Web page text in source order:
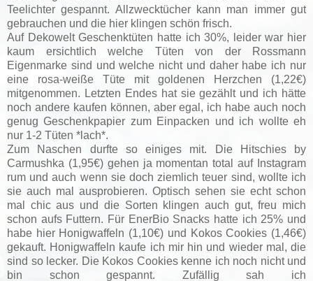
Teelichter gespannt. Allzwecktücher kann man immer gut
gebrauchen und die hier klingen schön frisch.
Auf Dekowelt Geschenktüten hatte ich 30%, leider war hier
kaum ersichtlich welche Tüten von der Rossmann
Eigenmarke sind und welche nicht und daher habe ich nur
eine rosa-weiße Tüte mit goldenen Herzchen (1,22€)
mitgenommen. Letzten Endes hat sie gezählt und ich hätte
noch andere kaufen können, aber egal, ich habe auch noch
genug Geschenkpapier zum Einpacken und ich wollte eh
nur 1-2 Tüten *lach*.
Zum Naschen durfte so einiges mit. Die
Hitschies by
Carmushka (1,95€) gehen ja momentan total auf Instagram
rum und auch wenn sie doch ziemlich teuer sind, wollte ich
sie auch mal ausprobieren. Optisch sehen sie echt schon
mal chic aus und die Sorten klingen auch gut, freu mich
schon aufs Futtern. Für EnerBio Snacks hatte ich 25% und
habe hier Honigwaffeln (1,10€) und Kokos Cookies (1,46€)
gekauft. Honigwaffeln kaufe ich mir hin und wieder mal, die
sind so lecker. Die Kokos Cookies kenne ich noch nicht und
bin schon gespannt. Zufällig sah ich